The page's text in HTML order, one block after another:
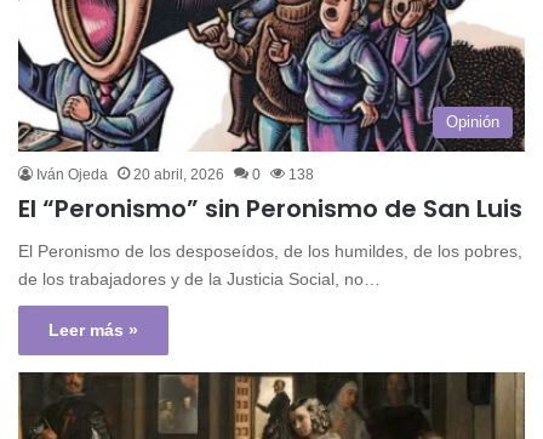
Opinión
Iván Ojeda 20 abril, 2026 0 138
El “Peronismo” sin Peronismo de San Luis
El Peronismo de los desposeídos, de los humildes, de los pobres,
de los trabajadores y de la Justicia Social, no…
Leer más »